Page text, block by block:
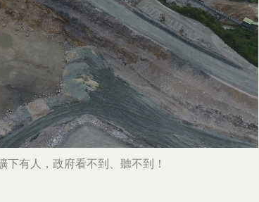
下有人，政府看不到、聽不到！